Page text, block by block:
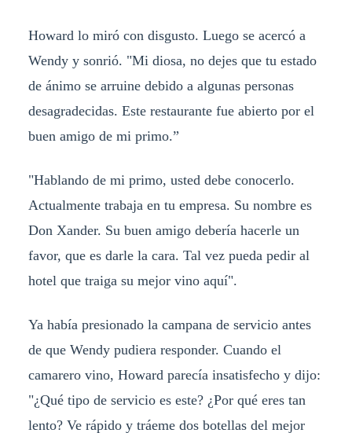
Howard lo miró con disgusto. Luego se acercó a
Wendy y sonrió. "Mi diosa, no dejes que tu estado
de ánimo se arruine debido a algunas personas
desagradecidas. Este restaurante fue abierto por el
buen amigo de mi primo.”
"Hablando de mi primo, usted debe conocerlo.
Actualmente trabaja en tu empresa. Su nombre es
Don Xander. Su buen amigo debería hacerle un
favor, que es darle la cara. Tal vez pueda pedir al
hotel que traiga su mejor vino aquí".
Ya había presionado la campana de servicio antes
de que Wendy pudiera responder. Cuando el
camarero vino, Howard parecía insatisfecho y dijo:
"¿Qué tipo de servicio es este? ¿Por qué eres tan
lento? Ve rápido y tráeme dos botellas del mejor